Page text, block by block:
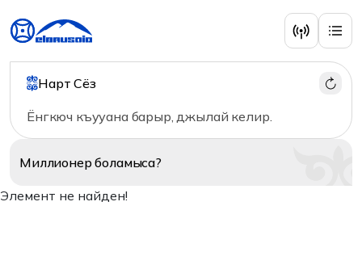
Нарт Сёз
Ёнгкюч къууана барыр, джылай келир.
Миллионерболамыса?
Элемент не найден!